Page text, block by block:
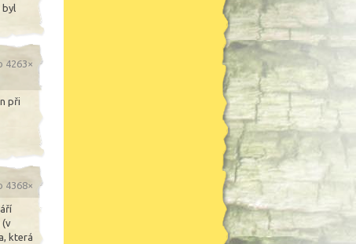
byl
4263×
při
4368×
(v
která